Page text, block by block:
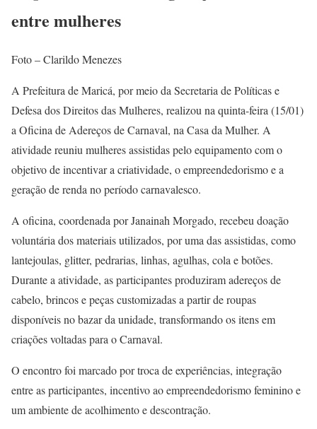
entre mulheres
Foto – Clarildo Menezes
A Prefeitura de Maricá, por meio da Secretaria de Políticas e
Defesa dos Direitos das Mulheres, realizou na quinta-feira (15/01)
a Oficina de Adereços de Carnaval, na Casa da Mulher. A
atividade reuniu mulheres assistidas pelo equipamento com o
objetivo de incentivar a criatividade, o empreendedorismo e a
geração de renda no período carnavalesco.
A oficina, coordenada por Janainah Morgado, recebeu doação
voluntária dos materiais utilizados, por uma das assistidas, como
lantejoulas, glitter, pedrarias, linhas, agulhas, cola e botões.
Durante a atividade, as participantes produziram adereços de
cabelo, brincos e peças customizadas a partir de roupas
disponíveis no bazar da unidade, transformando os itens em
criações voltadas para o Carnaval.
O encontro foi marcado por troca de experiências, integração
entre as participantes, incentivo ao empreendedorismo feminino e
um ambiente de acolhimento e descontração.